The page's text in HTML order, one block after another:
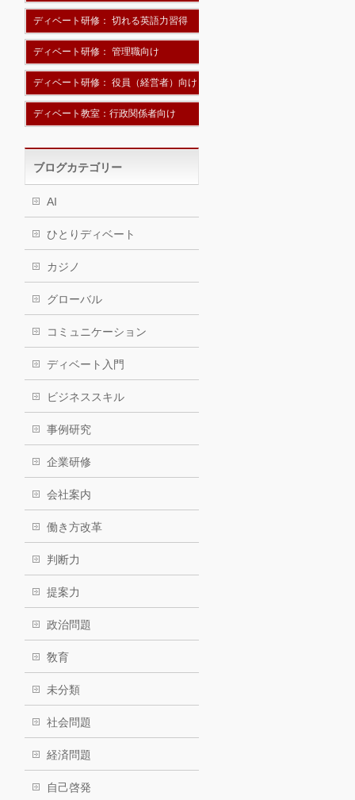
ディベート研修： 切れる英語力習得
ディベート研修： 管理職向け
ディベート研修： 役員（経営者）向け
ディベート教室：行政関係者向け
ブログカテゴリー
AI
ひとりディベート
カジノ
グローバル
コミュニケーション
ディベート入門
ビジネススキル
事例研究
企業研修
会社案内
働き方改革
判断力
提案力
政治問題
敎育
未分類
社会問題
経済問題
自己啓発